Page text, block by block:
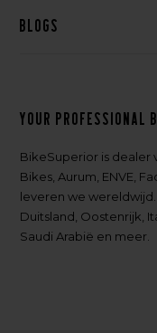
Blogs
Your professional
BikeSuperior is dealer
Bikes, Aurum, ENVE,
leveren we
Duitsland, Oostenrijk,
Saudi Arabië en meer.